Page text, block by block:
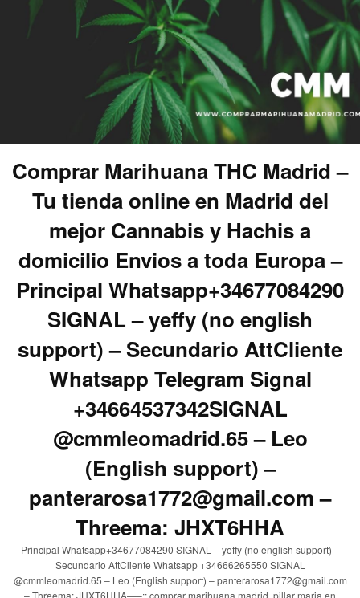
Comprar Marihuana THC Madrid –
Tu tienda online en Madrid del
mejor Cannabis y Hachis a
domicilio Envios a toda Europa –
Principal Whatsapp+34677084290
SIGNAL – yeffy (no english
support) – Secundario AttCliente
Whatsapp Telegram Signal
+34664537342SIGNAL
@cmmleomadrid.65 – Leo
(English support) –
panterarosa1772@gmail.com –
Threema: JHXT6HHA
Principal Whatsapp+34677084290 SIGNAL – yeffy (no english support) –
Secundario AttCliente Whatsapp +34666265550 SIGNAL
@cmmleomadrid.65 – Leo (English support) – panterarosa1772@gmail.com